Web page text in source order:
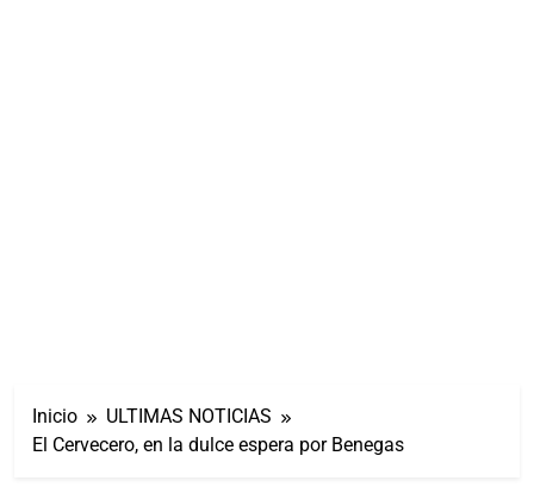
Inicio
ULTIMAS NOTICIAS
El Cervecero, en la dulce espera por Benegas